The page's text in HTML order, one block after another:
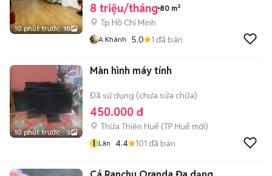
10 phút trước 10
8 triệu/tháng 80 m²
Tp Hồ Chí Minh
A Khánh 5.0 1 đã bán
10 phút trước 3
Màn hình máy tính
Đã sử dụng (chưa sửa chữa)
450.000 đ
Thừa Thiên Huế (TP Huế mới)
l Lân 4.4 101 đã bán